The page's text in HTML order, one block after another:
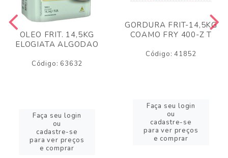
OLEO FRIT. 14,5KG
ELOGIATA ALGODAO
Código: 63632
Faça seu login
ou
cadastre-se
para ver preços
e comprar
GORDURA FRIT-14,5KG
COAMO FRY 400-Z T
Código: 41852
Faça seu login
ou
cadastre-se
para ver preços
e comprar